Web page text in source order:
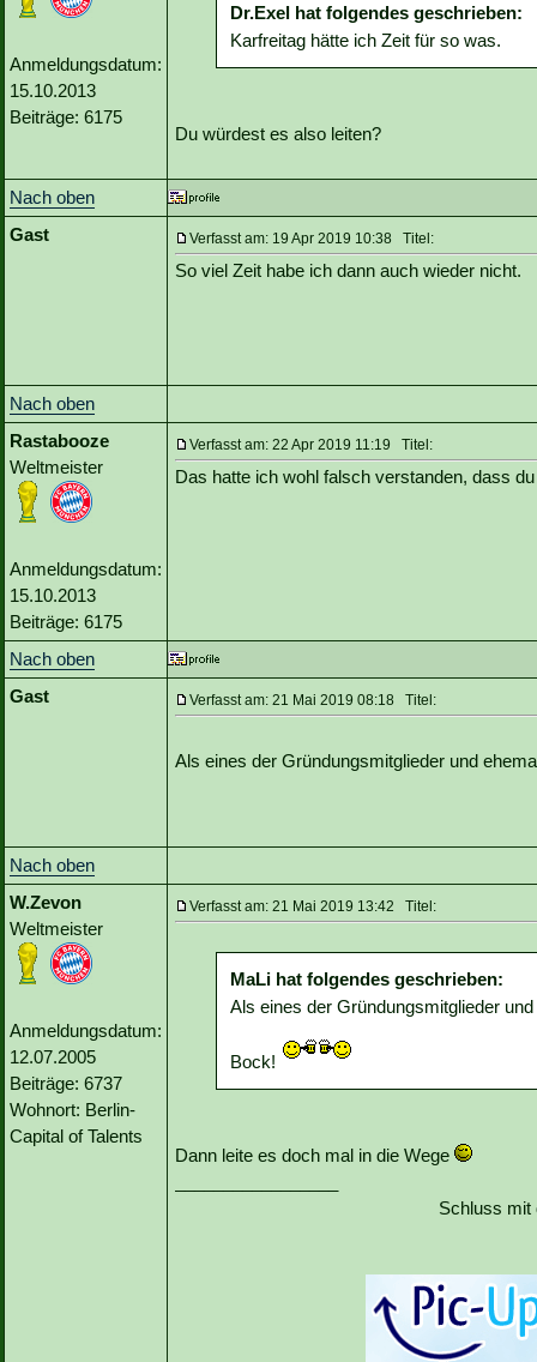
Anmeldungsdatum:
15.10.2013
Beiträge: 6175
Dr.Exel hat folgendes geschrieben:
Karfreitag hätte ich Zeit für so was.
Du würdest es also leiten?
Nach oben
Gast
Verfasst am: 19 Apr 2019 10:38 Titel:
So viel Zeit habe ich dann auch wieder nicht.
Nach oben
Rastabooze
Weltmeister
Anmeldungsdatum:
15.10.2013
Beiträge: 6175
Verfasst am: 22 Apr 2019 11:19 Titel:
Das hatte ich wohl falsch verstanden, dass
Nach oben
Gast
Verfasst am: 21 Mai 2019 08:18 Titel:
Als eines der Gründungsmitglieder und
Nach oben
W.Zevon
Weltmeister
Anmeldungsdatum:
12.07.2005
Beiträge: 6737
Wohnort: Berlin-
Capital of Talents
Verfasst am: 21 Mai 2019 13:42 Titel:
MaLi hat folgendes geschrieben:
Als eines der Gründungsmitglieder
Bock!
Dann leite es doch mal in die Wege
Schluss mit